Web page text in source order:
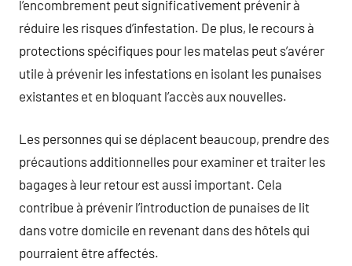
l’encombrement peut significativement prévenir à
réduire les risques d’infestation. De plus, le recours à
protections spécifiques pour les matelas peut s’avérer
utile à prévenir les infestations en isolant les punaises
existantes et en bloquant l’accès aux nouvelles.
Les personnes qui se déplacent beaucoup, prendre des
précautions additionnelles pour examiner et traiter les
bagages à leur retour est aussi important. Cela
contribue à prévenir l’introduction de punaises de lit
dans votre domicile en revenant dans des hôtels qui
pourraient être affectés.